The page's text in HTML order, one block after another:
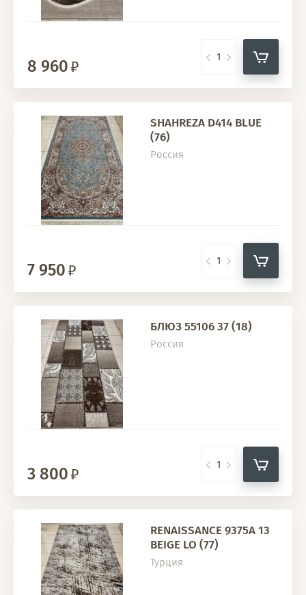
8 960
SHAHREZA D414 BLUE
(76)
Россия
7 950
БЛЮЗ 55106 37 (18)
Россия
3 800
RENAISSANCE 9375A 13
BEIGE LO (77)
Турция